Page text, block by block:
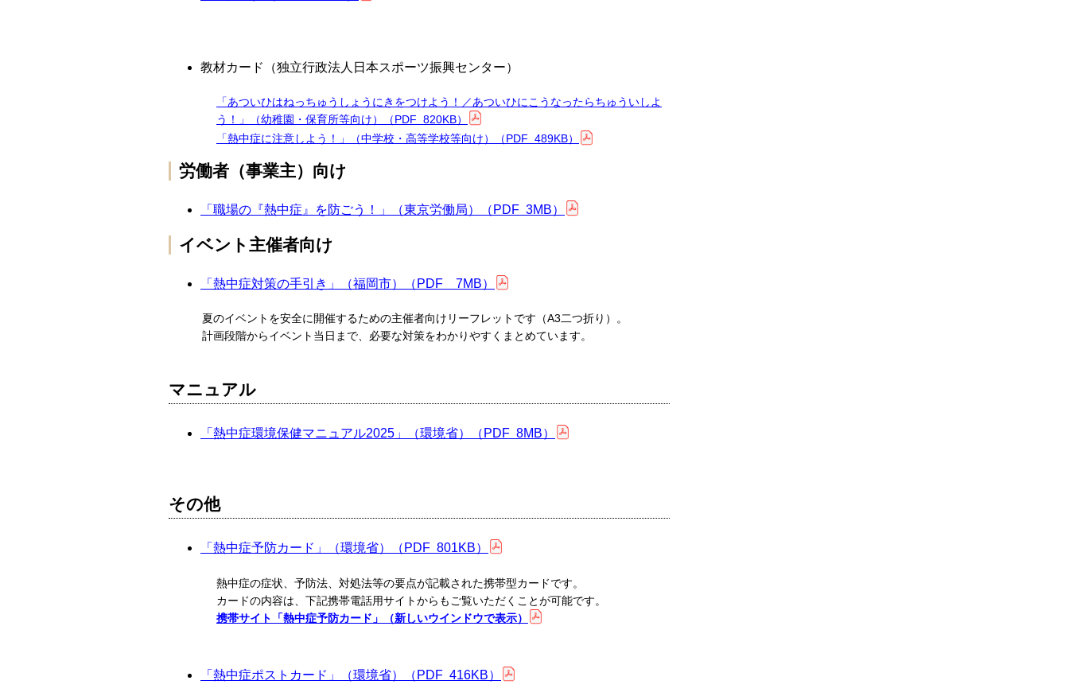
教材カード（独立行政法人日本スポーツ振興センター）
「あついひはねっちゅうしょうにきをつけよう！／あついひにこうなったらちゅういしよ
う！」（幼稚園・保育所等向け）（PDF 820KB）
「熱中症に注意しよう！」（中学校・高等学校等向け）（PDF 489KB）
労働者（事業主）向け
「職場の『熱中症』を防ごう！」（東京労働局）（PDF 3MB）
イベント主催者向け
「熱中症対策の手引き」（福岡市）（PDF 7MB）
夏のイベントを安全に開催するための主催者向けリーフレットです（A3二つ折り）。
計画段階からイベント当日まで、必要な対策をわかりやすくまとめています。
マニュアル
「熱中症環境保健マニュアル2025」（環境省）（PDF 8MB）
その他
「熱中症予防カード」（環境省）（PDF 801KB）
熱中症の症状、予防法、対処法等の要点が記載された携帯型カードです。
カードの内容は、下記携帯電話用サイトからもご覧いただくことが可能です。
携帯サイト「熱中症予防カード」（新しいウインドウで表示）
「熱中症ポストカード」（環境省）（PDF 416KB）